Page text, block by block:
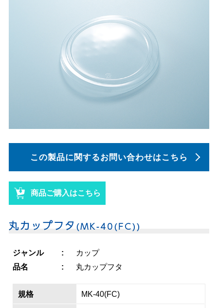
この製品に関するお問い合わせはこちら
商品ご購入はこちら
丸カップフタ(MK-40(FC))
ジャンル
カップ
品名
丸カップフタ
規格 MK-40(FC)